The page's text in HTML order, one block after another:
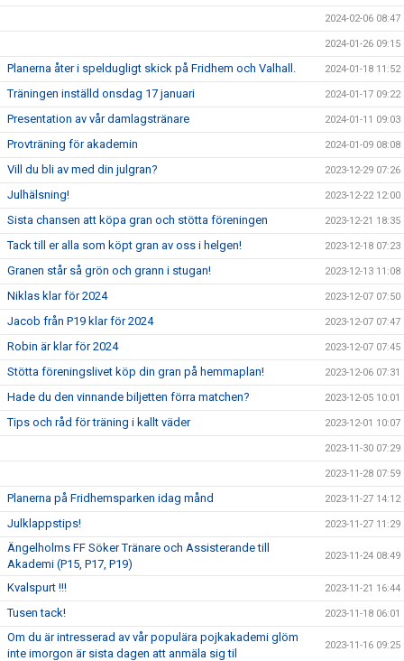
2024-02-06 08:47
2024-01-26 09:15
Planerna åter i speldugligt skick på Fridhem och Valhall. 2024-01-18 11:52
Träningen inställd onsdag 17 januari 2024-01-17 09:22
Presentation av vår damlagstränare 2024-01-11 09:03
Provträning för akademin 2024-01-09 08:08
Vill du bli av med din julgran? 2023-12-29 07:26
Julhälsning! 2023-12-22 12:00
Sista chansen att köpa gran och stötta föreningen 2023-12-21 18:35
Tack till er alla som köpt gran av oss i helgen! 2023-12-18 07:23
Granen står så grön och grann i stugan! 2023-12-13 11:08
Niklas klar för 2024 2023-12-07 07:50
Jacob från P19 klar för 2024 2023-12-07 07:47
Robin är klar för 2024 2023-12-07 07:45
Stötta föreningslivet köp din gran på hemmaplan! 2023-12-06 07:31
Hade du den vinnande biljetten förra matchen? 2023-12-05 10:01
Tips och råd för träning i kallt väder 2023-12-01 10:07
2023-11-30 07:29
2023-11-28 07:59
Planerna på Fridhemsparken idag månd 2023-11-27 14:12
Julklappstips! 2023-11-27 11:29
Ängelholms FF Söker Tränare och Assisterande till
Akademi (P15, P17, P19)
2023-11-24 08:49
Kvalspurt !!! 2023-11-21 16:44
Tusen tack! 2023-11-18 06:01
Om du är intresserad av vår populära pojkakademi glöm
inte imorgon är sista dagen att anmäla sig til
2023-11-16 09:25